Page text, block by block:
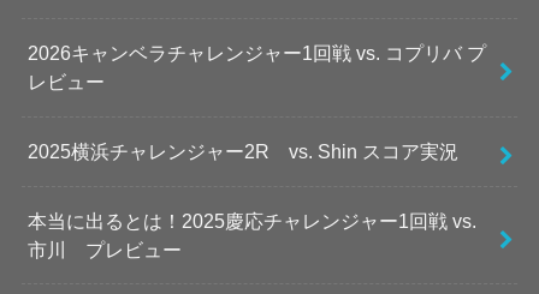
2026キャンベラチャレンジャー1回戦 vs. コプリバ プ
レビュー
2025横浜チャレンジャー2R vs. Shin スコア実況
本当に出るとは！2025慶応チャレンジャー1回戦 vs.
市川 プレビュー